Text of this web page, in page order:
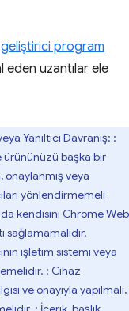
geliştirici program
eden uzantılar ele
Yanıltıcı Davranış: :
ürününüzü başka bir
veya
yönlendirmemeli
kendisini Chrome Web
sağlamamalıdır.
işletim sistemi veya
: Cihaz
ve onayıyla yapılmalı,